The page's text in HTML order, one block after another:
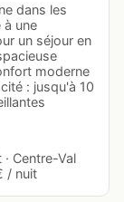
dans les
à une
un séjour en
moderne
: jusqu'à 10
Centre-Val
/ nuit